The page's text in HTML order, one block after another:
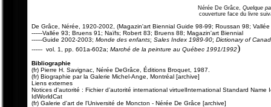
Nérée De Grâce, Quelque
couverture face du livre
De Grâce, Nérée, 1920-2002, (Magazin'art Biennial Guide 98-99; Roussan 98; Vallée
------Vallée 93; Bruens 91; Naïfs; Robert 83; Bruens 88; Magazin'art Biennial
------Guide 2002-2003; Monde des enfants; Sales Index 1989-90; Dictionary of
------ vol. 1, pp. 601a-602a; Marché de la peinture au Québec 1991/1992)
Bibliographie
(fr) Pierre H. Savignac, Nérée DeGrâce, Éditions Broquet, 1987.
(fr) Biographie par la Galerie Michel-Ange, Montréal [archive]
Liens externes
Notices d'autorité : Fichier d’autorité international virtuelInternational Standard
IdWorldCat
(fr) Galerie d'art de l'Université de Moncton - Nérée De Grâce [archive]